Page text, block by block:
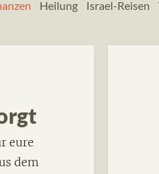
Heilung Israel-Reisen
eure
dem